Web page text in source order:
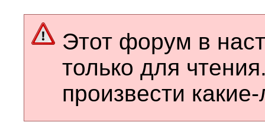
Этот форум в
только для
произвести